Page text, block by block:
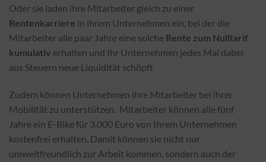
Oder sie laden ihre Mitarbeiter gleich zu einer
Rentenkarriere in ihrem Unternehmen ein, bei der die
Mitarbeiter alle paar Jahre eine solche Rente zum Nulltarif
kumulativ erhalten und Ihr Unternehmen jedes Mal dabei
aus Steuern neue Liquidität schöpft
Zudem können Unternehmen ihre Mitarbeiter bei ihrer
Mobilität zu unterstützen. Mitarbeiter können alle fünf
Jahre ein E-Bike für 3.000 Euro von Ihrem Unternehmen
kostenfrei erhalten. Damit können sie nicht nur
umweltfreundlich zur Arbeit kommen, sondern auch der